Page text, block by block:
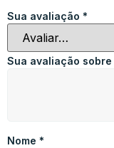
Sua avaliação *
Sua avaliação
Nome *